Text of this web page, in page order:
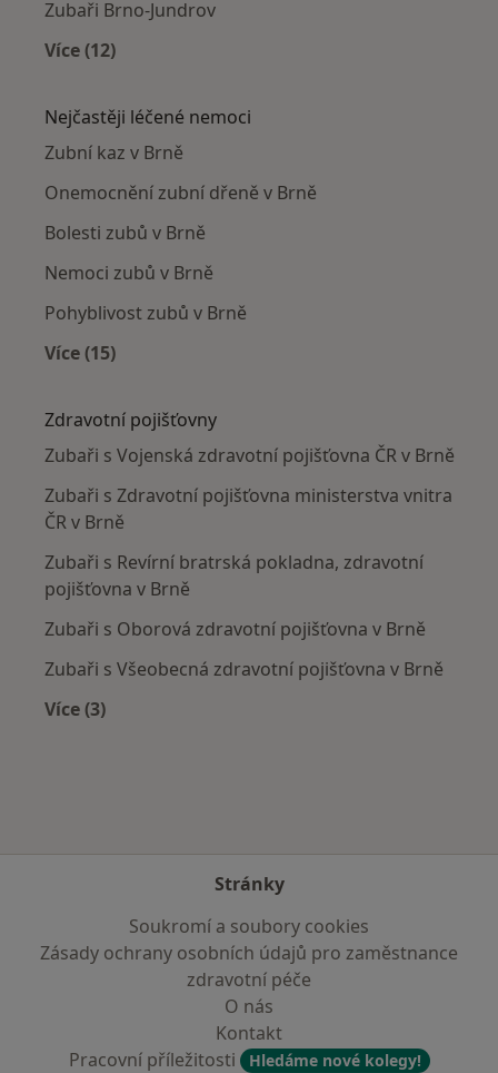
Zubaři Brno-Jundrov
Více (12)
Nejčastěji léčené nemoci
Zubní kaz v Brně
Onemocnění zubní dřeně v Brně
Bolesti zubů v Brně
Nemoci zubů v Brně
Pohyblivost zubů v Brně
Více (15)
Zdravotní pojišťovny
Zubaři s Vojenská zdravotní pojišťovna ČR v Brně
Zubaři s Zdravotní pojišťovna ministerstva vnitra
ČR v Brně
Zubaři s Revírní bratrská pokladna, zdravotní
pojišťovna v Brně
Zubaři s Oborová zdravotní pojišťovna v Brně
Zubaři s Všeobecná zdravotní pojišťovna v Brně
Více (3)
Stránky
Soukromí a soubory cookies
Zásady ochrany osobních údajů pro zaměstnance
zdravotní péče
O nás
Kontakt
Pracovní příležitosti
Hledáme nové kolegy!